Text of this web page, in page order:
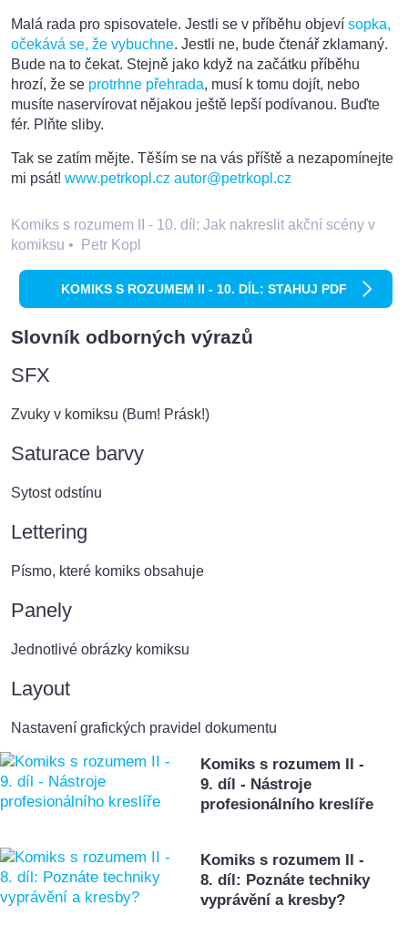
Malá rada pro spisovatele. Jestli se v příběhu objeví sopka,
očekává se, že vybuchne. Jestli ne, bude čtenář zklamaný.
Bude na to čekat. Stejně jako když na začátku příběhu
hrozí, že se protrhne přehrada, musí k tomu dojít, nebo
musíte naservírovat nějakou ještě lepší podívanou. Buďte
fér. Plňte sliby.
Tak se zatím mějte. Těším se na vás příště a nezapomínejte
mi psát! www.petrkopl.cz autor@petrkopl.cz
Komiks s rozumem II - 10. díl: Jak nakreslit akční scény v
komiksu • Petr Kopl
KOMIKS S ROZUMEM II - 10. DÍL: STAHUJ PDF
Slovník odborných výrazů
SFX
Zvuky v komiksu (Bum! Prásk!)
Saturace barvy
Sytost odstínu
Lettering
Písmo, které komiks obsahuje
Panely
Jednotlivé obrázky komiksu
Layout
Nastavení grafických pravidel dokumentu
Komiks s rozumem II -
9. díl - Nástroje
profesionálního kreslíře
Komiks s rozumem II -
8. díl: Poznáte techniky
vyprávění a kresby?